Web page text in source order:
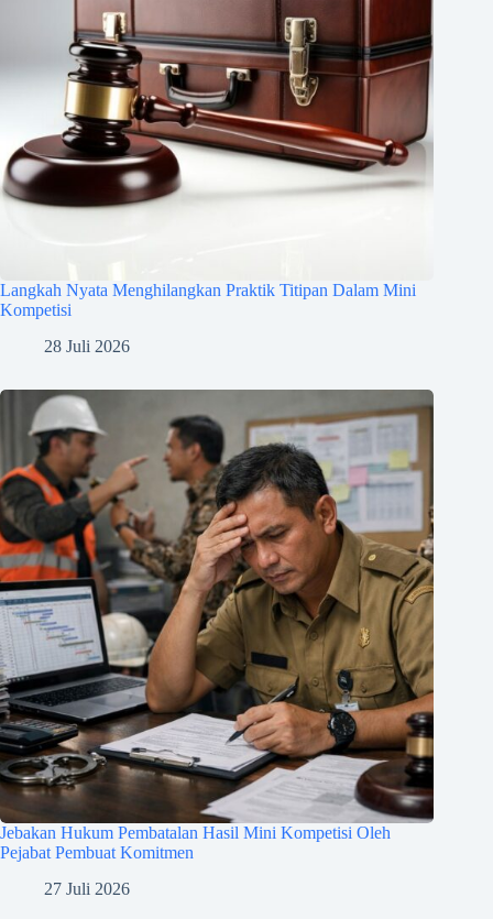
Langkah Nyata Menghilangkan Praktik Titipan Dalam Mini
Kompetisi
28 Juli 2026
Jebakan Hukum Pembatalan Hasil Mini Kompetisi Oleh
Pejabat Pembuat Komitmen
27 Juli 2026